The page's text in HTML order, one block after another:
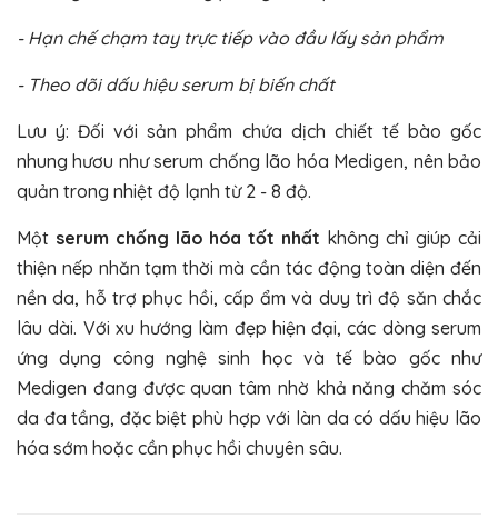
- Hạn chế chạm tay trực tiếp vào đầu lấy sản phẩm
- Theo dõi dấu hiệu serum bị biến chất
Lưu ý: Đối với sản phẩm chứa dịch chiết tế bào gốc
nhung hươu như serum chống lão hóa Medigen, nên bảo
quản trong nhiệt độ lạnh từ 2 - 8 độ.
Một serum chống lão hóa tốt nhất không chỉ giúp cải
thiện nếp nhăn tạm thời mà cần tác động toàn diện đến
nền da, hỗ trợ phục hồi, cấp ẩm và duy trì độ săn chắc
lâu dài. Với xu hướng làm đẹp hiện đại, các dòng serum
ứng dụng công nghệ sinh học và tế bào gốc như
Medigen đang được quan tâm nhờ khả năng chăm sóc
da đa tầng, đặc biệt phù hợp với làn da có dấu hiệu lão
hóa sớm hoặc cần phục hồi chuyên sâu.